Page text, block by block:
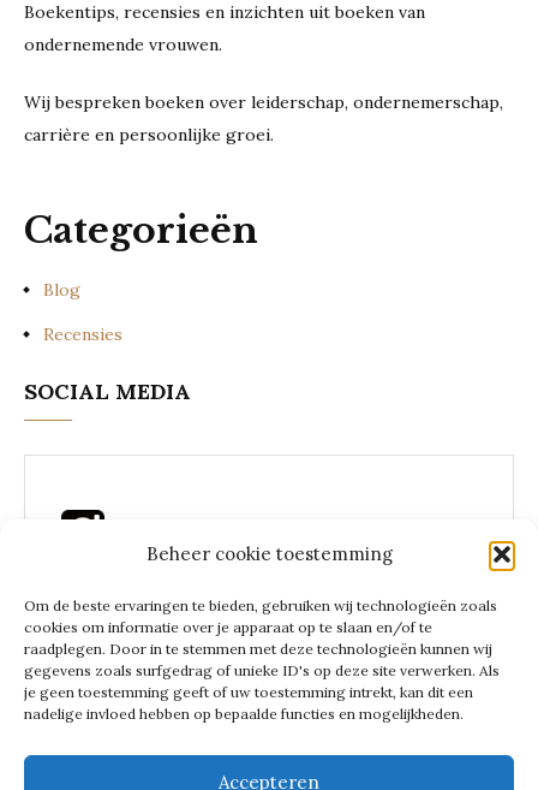
Beheer cookie toestemming
Om de beste ervaringen te bieden, gebruiken wij technologieën zoals
cookies om informatie over je apparaat op te slaan en/of te
raadplegen. Door in te stemmen met deze technologieën kunnen wij
gegevens zoals surfgedrag of unieke ID's op deze site verwerken. Als
je geen toestemming geeft of uw toestemming intrekt, kan dit een
nadelige invloed hebben op bepaalde functies en mogelijkheden.
Accepteren
Boekentips, recensies en inzichten uit boeken van
ondernemende vrouwen.
Wij bespreken boeken over leiderschap, ondernemerschap,
carrière en persoonlijke groei.
Categorieën
Blog
Recensies
SOCIAL MEDIA
LEES EEN